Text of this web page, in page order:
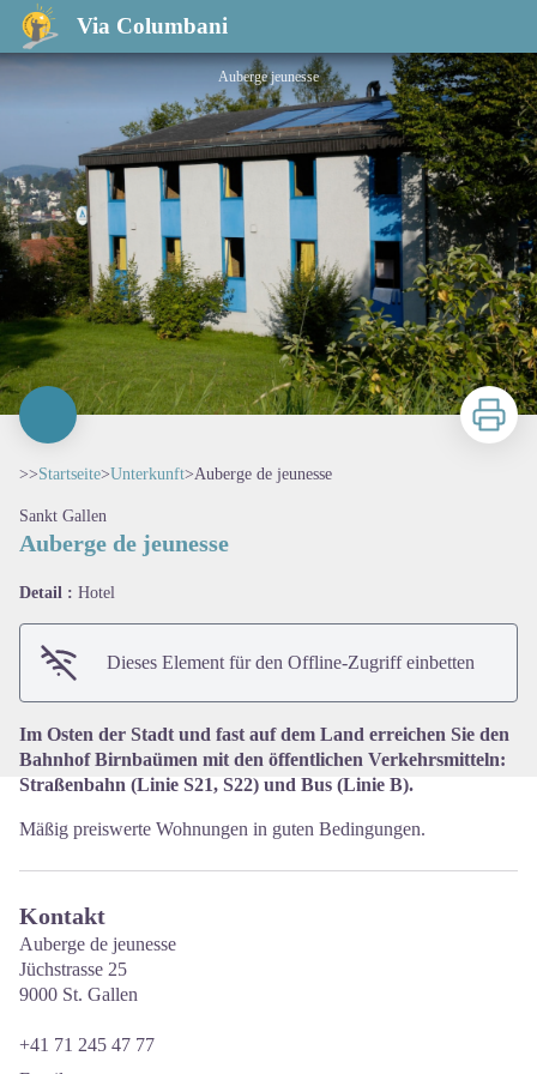
Via Columbani
Auberge de jeunesse
Auberge jeunesse
Zu
>>Startseite>Unterkunft>Auberge de jeunesse
Sankt Gallen
Auberge de jeunesse
Detail : Hotel
Dieses Element für den Offline-Zugriff einbetten
Im Osten der Stadt und fast auf dem Land erreichen Sie den
Bahnhof Birnbaümen mit den öffentlichen Verkehrsmitteln:
Straßenbahn (Linie S21, S22) und Bus (Linie B).
Mäßig preiswerte Wohnungen in guten Bedingungen.
Kontakt
Auberge de jeunesse
Jüchstrasse 25
9000 St. Gallen
+41 71 245 47 77